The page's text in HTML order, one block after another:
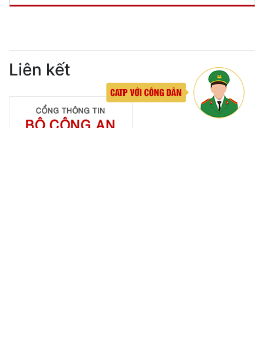
DỊCH VỤ CÔNG
Lĩnh vực quản lý vũ khí, vật liệu nổ, công cụ hỗ trợ
Đăng ký, quản lý cư trú